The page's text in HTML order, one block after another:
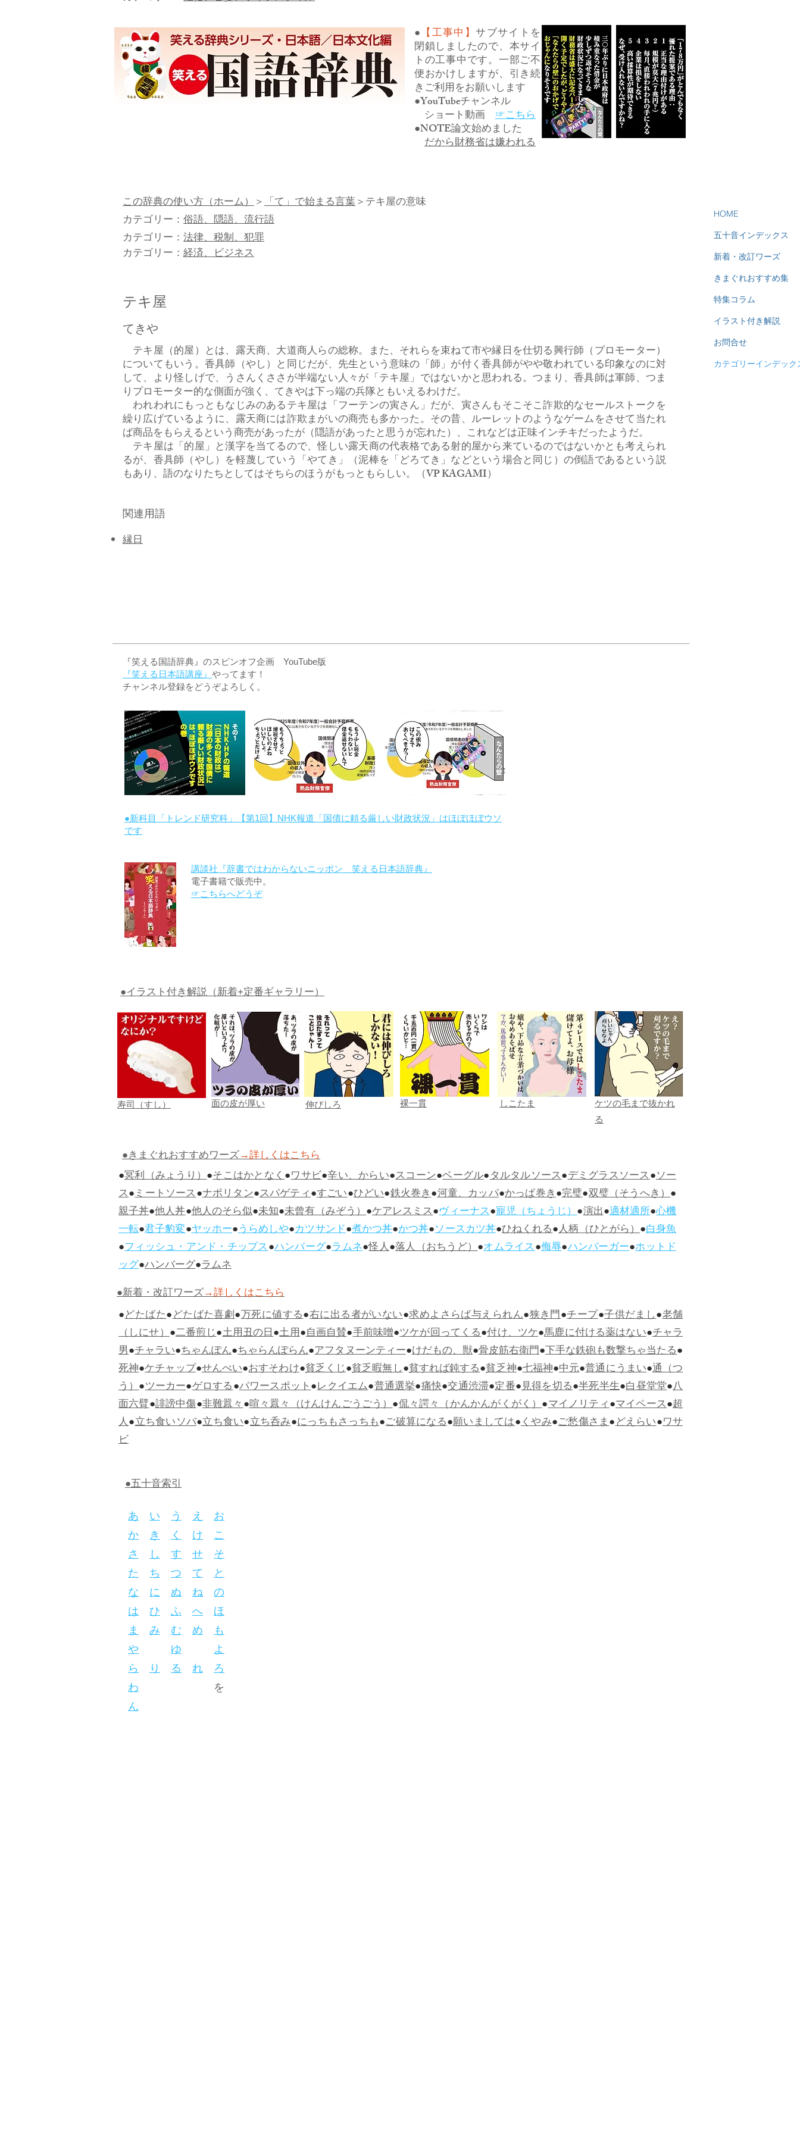
● 【工事中】サブサイトを
閉鎖しましたので、本サイ
トの工事中です。一部ご不
便おかけしますが、引き続
きご利用をお願いします
●YouTubeチャンネル
ショート動画 ☞こちら
●NOTE論文始めました
だから財務省は嫌われる
この辞典の使い方（ホーム）＞「て」で始まる言葉＞テキ屋の意味
カテゴリー： 俗語、隠語、流行語
カテゴリー： 法律、税制、犯罪
カテゴリー： 経済、ビジネス
テキ屋
てきや
テキ屋（的屋）とは、露天商、大道商人らの総称。また、それらを束ねて市や縁日を仕切る興行師（プロモーター）
についてもいう。香具師（やし）と同じだが、先生という意味の「師」が付く香具師がやや敬われている印象なのに対
して、より怪しげで、うさんくささが半端ない人々が「テキ屋」ではないかと思われる。つまり、香具師は軍師、つま
りプロモーター的な側面が強く、てきやは下っ端の兵隊ともいえるわけだ。
われわれにもっともなじみのあるテキ屋は「フーテンの寅さん」だが、寅さんもそこそこ詐欺的なセールストークを
繰り広げているように、露天商には詐欺まがいの商売も多かった。その昔、ルーレットのようなゲームをさせて当たれ
ば商品をもらえるという商売があったが（隠語があったと思うが忘れた）、これなどは正味インチキだったようだ。
テキ屋は「的屋」と漢字を当てるので、怪しい露天商の代表格である射的屋から来ているのではないかとも考えられ
るが、香具師（やし）を軽蔑していう「やてき」（泥棒を「どろてき」などという場合と同じ）の倒語であるという説
もあり、語のなりたちとしてはそちらのほうがもっともらしい。（VP KAGAMI）
関連用語
​縁日
HOME
五十音インデックス
新着・改訂ワーズ
きまぐれおすすめ集
特集コラム
イラスト付き解説
お問合せ
カテゴリーインデック
『笑える国語辞典』のスピンオフ企画 YouTube版
『笑える日本語講座』 やってます！
チャンネル登録をどうぞよろしく。
●新科目「トレンド研究科」【第1回】NHK報道「国債に頼る厳しい財政状況」はほぼほぼウソ
です
講談社『辞書ではわからないニッポン 笑える日本語辞典』
電子書籍で販売中。
☞こちらへどうぞ
●イラスト付き解説（新着+定番ギャラリー）
寿司（すし） 面の皮が厚い 伸びしろ 裸一貫 しこたま
ケツの毛まで抜かれ
る
●きまぐれおすすめワーズ→詳しくはこちら
●冥利（みょうり）●そこはかとなく●ワサビ●辛い、からい●スコーン●ベーグル●タルタルソース●デミグラスソース●ソー
ス●ミートソース●ナポリタン●スパゲティ●すごい●ひどい●鉄火巻き●河童、カッパ●かっぱ巻き●完璧●双璧（そうへき）●
親子丼●他人丼●他人のそら似●未知●未曾有（みぞう）●ケアレスミス●ヴィーナス●寵児（ちょうじ）●演出●適材適所●心機
一転●君子豹変●ヤッホー●うらめしや●カツサンド●煮かつ丼●かつ丼●ソースカツ丼●ひねくれる●人柄（ひとがら）●白身魚
●フィッシュ・アンド・チップス●ハンバーグ●ラムネ●怪人●落人（おちうど）●オムライス●侮辱●ハンバーガー●ホットド
ッグ●ハンバーグ●ラムネ
●新着・改訂ワーズ→詳しくはこちら
●どたばた●どたばた喜劇●万死に値する●右に出る者がいない●求めよさらば与えられん●狭き門●チープ●子供だまし●老舗
（しにせ）●二番煎じ●土用丑の日●土用●自画自賛●手前味噌●ツケが回ってくる●付け、ツケ●馬鹿に付ける薬はない●チャラ
男●チャラい●ちゃんぽん●ちゃらんぽらん●アフタヌーンティー●けだもの、獣●骨皮筋右衛門●下手な鉄砲も数撃ちゃ当たる●
死神●ケチャップ●せんべい●おすそわけ●貧乏くじ●貧乏暇無し●貧すれば鈍する●貧乏神●七福神●中元●普通にうまい●通（つ
う）●ツーカー●ゲロする●パワースポット●レクイエム●普通選挙●痛快●交通渋滞●定番●見得を切る●半死半生●白昼堂堂●八
面六臂●誹謗中傷●非難囂々●喧々囂々（けんけんごうごう）●侃々諤々（かんかんがくがく）●マイノリティ●マイペース●超
人●立ち食いソバ●立ち食い●立ち呑み●にっちもさっちも●ご破算になる●願いましては●くやみ●ご愁傷さま●どえらい●ワサ
ビ
●五十音索引
あ い う え お
か き く け こ
さ し す せ そ
た ち つ て と
な に ぬ ね の
は ひ ふ へ ほ
ま み む め も
や
ゆ
よ
ら り る れ ろ
わ を
ん